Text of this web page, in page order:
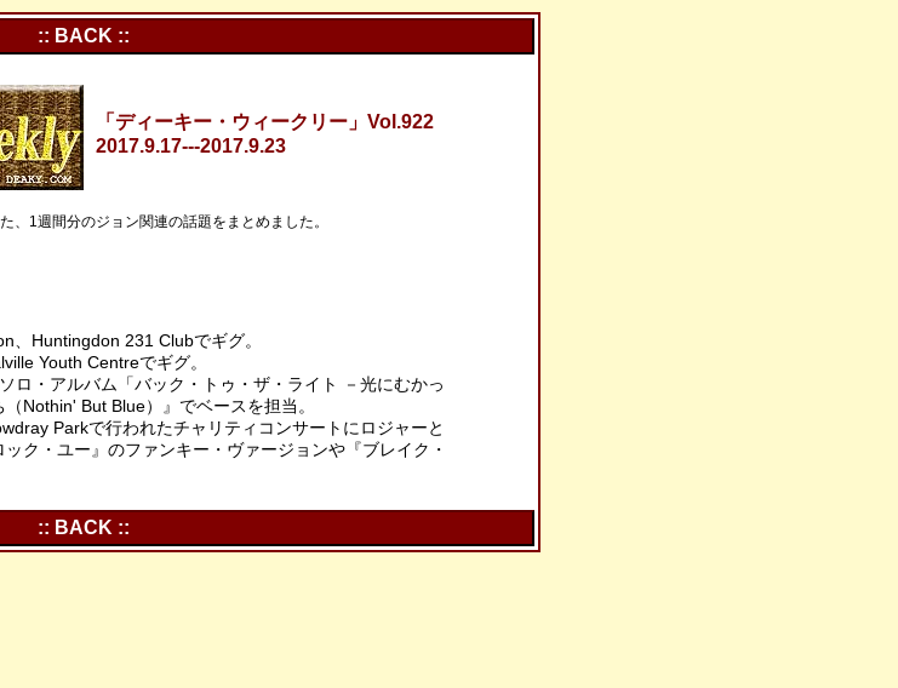
:: BACK ::
「ディーキー・ウィークリー」Vol.922
2017.9.17---2017.9.23
、1週間分のジョン関連の話題をまとめました。
Huntingdon 231 Clubでギグ。
Youth Centreでギグ。
ロ・アルバム「バック・トゥ・ザ・ライト －光にむかっ
Nothin' But Blue）』でベースを担当。
Parkで行われたチャリティコンサートにロジャーと
ク・ユー』のファンキー・ヴァージョンや『ブレイク・
:: BACK ::